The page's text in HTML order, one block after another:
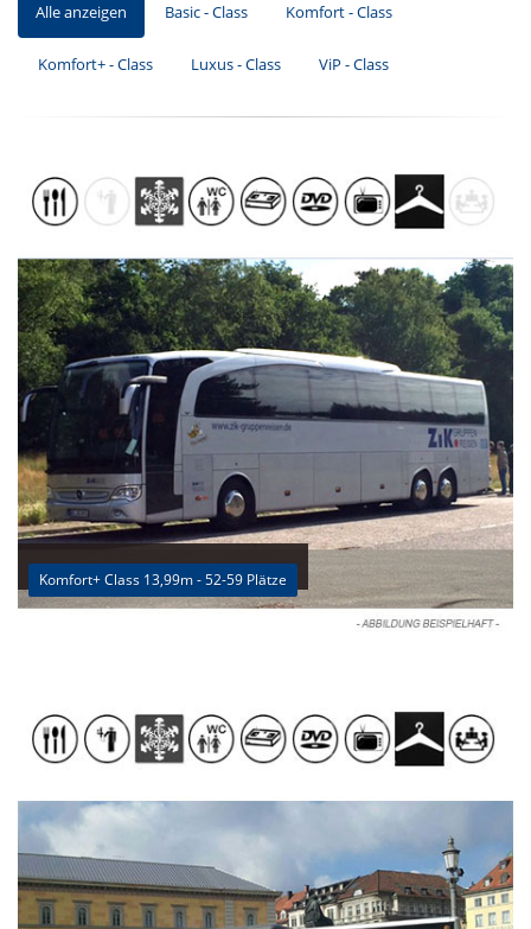
Alle anzeigen Basic - Class Komfort - Class
Komfort+ - Class Luxus - Class ViP - Class
Komfort+ Class 13,99m - 52-59 Plätze